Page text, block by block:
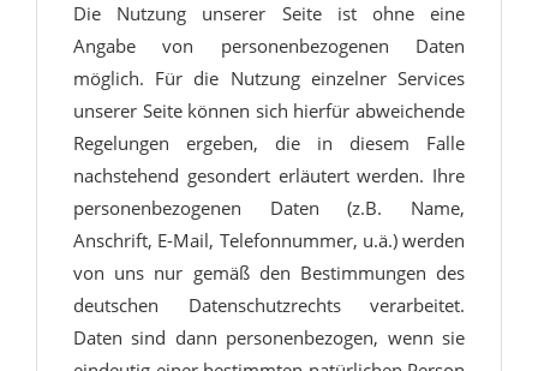
Die Nutzung unserer Seite ist ohne eine
Angabe von personenbezogenen Daten
möglich. Für die Nutzung einzelner Services
unserer Seite können sich hierfür abweichende
Regelungen ergeben, die in diesem Falle
nachstehend gesondert erläutert werden. Ihre
personenbezogenen Daten (z.B. Name,
Anschrift, E-Mail, Telefonnummer, u.ä.) werden
von uns nur gemäß den Bestimmungen des
deutschen Datenschutzrechts verarbeitet.
Daten sind dann personenbezogen, wenn sie